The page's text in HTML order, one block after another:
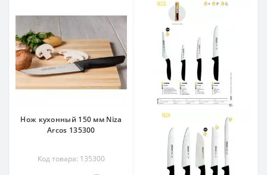
Нож кухонный 150 мм Niza
Arcos 135300
Код товара: 135300